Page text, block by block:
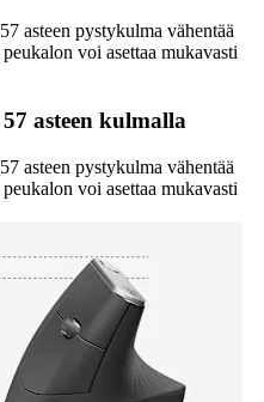
asteen pystykulma vähentää
voi asettaa mukavasti
asteen kulmalla
asteen pystykulma vähentää
voi asettaa mukavasti